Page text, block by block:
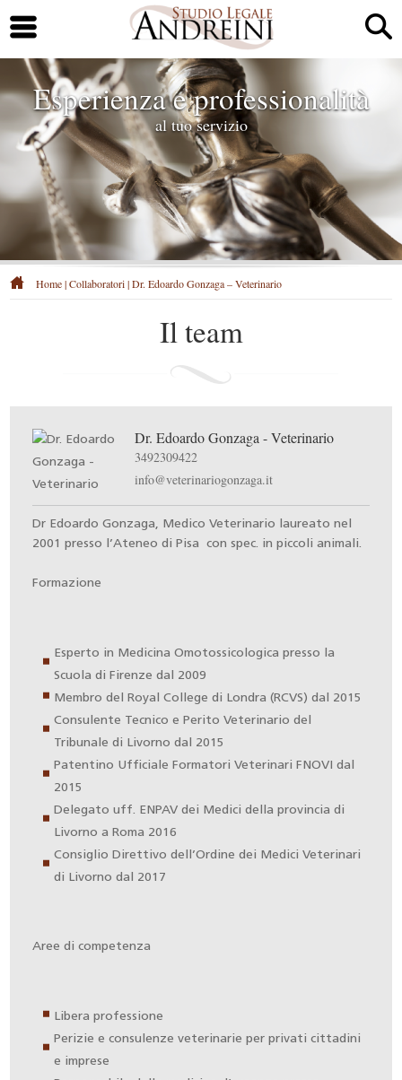
Esperienza e professionalità
al tuo servizio
Home|Collaboratori|Dr. Edoardo Gonzaga – Veterinario
Il team
Dr. Edoardo Gonzaga - Veterinario
3492309422
info@veterinariogonzaga.it
Dr Edoardo Gonzaga, Medico Veterinario laureato nel
2001 presso l’Ateneo di Pisa con spec. in piccoli animali.
Formazione
Esperto in Medicina Omotossicologica presso la
Scuola di Firenze dal 2009
Membro del Royal College di Londra (RCVS) dal 2015
Consulente Tecnico e Perito Veterinario del
Tribunale di Livorno dal 2015
Patentino Ufficiale Formatori Veterinari FNOVI dal
2015
Delegato uff. ENPAV dei Medici della provincia di
Livorno a Roma 2016
Consiglio Direttivo dell’Ordine dei Medici Veterinari
di Livorno dal 2017
Aree di competenza
Libera professione
Perizie e consulenze veterinarie per privati cittadini
e imprese